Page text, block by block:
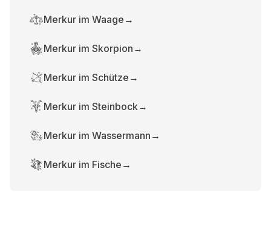
Merkur im Waage →
Merkur im Skorpion →
Merkur im Schütze →
Merkur im Steinbock→
Merkur im Wassermann →
Merkur im Fische →